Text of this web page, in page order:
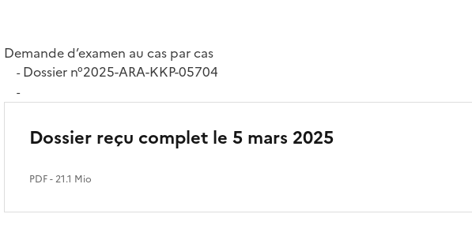
Demande d’examen au cas par cas
-Dossier n°2025-ARA-KKP-05704
-
Dossier reçu complet le 5 mars 2025
PDF- 21.1 Mio